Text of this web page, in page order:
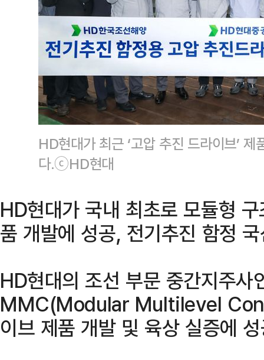
HD현대가 최근 ‘고압 추진 드라이브’
다.ⓒHD현대
HD현대가 국내 최초로 모듈형 구
품 개발에 성공, 전기추진 함정
HD현대의 조선 부문 중간지주사
MMC(Modular Multilevel
이브 제품 개발 및 육상 실증에